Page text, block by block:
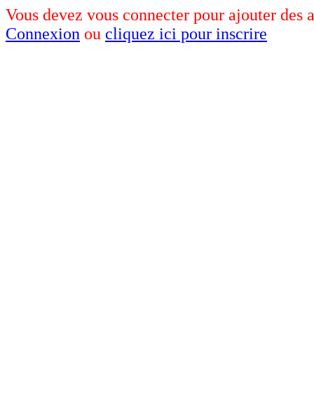
Vous devez vous connecter pour ajouter des
Connexion ou cliquez ici pour inscrire